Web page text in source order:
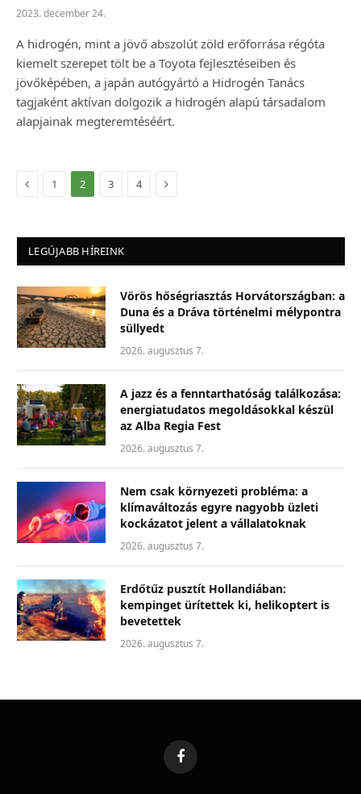
2023. december 24.
A hidrogén, mint a jövő abszolút zöld erőforrása régóta
kiemelt szerepet tölt be a Toyota fejlesztéseiben és
jövőképében, a japán autógyártó a Hidrogén Tanács
tagjaként aktívan dolgozik a hidrogén alapú társadalom
alapjainak megteremtéséért.
Előző1 2 3 4 Következő
LEGÚJABB HÍREINK
Vörös hőségriasztás Horvátországban: a
Duna és a Dráva történelmi mélypontra
süllyedt
2026. augusztus 7.
A jazz és a fenntarthatóság találkozása:
energiatudatos megoldásokkal készül
az Alba Regia Fest
2026. augusztus 7.
Nem csak környezeti probléma: a
klímaváltozás egyre nagyobb üzleti
kockázatot jelent a vállalatoknak
2026. augusztus 7.
Erdőtűz pusztít Hollandiában:
kempinget ürítettek ki, helikoptert is
bevetettek
2026. augusztus 7.
Facebook